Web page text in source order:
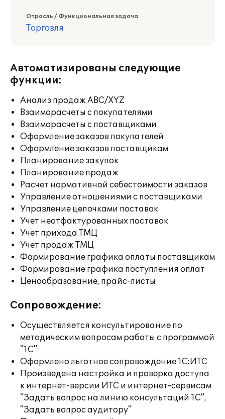
Отрасль / Функциональная задача
Торговля
Автоматизированы следующие
функции:
Анализ продаж ABC/XYZ
Взаиморасчеты с покупателями
Взаиморасчеты с поставщиками
Оформление заказов покупателей
Оформление заказов поставщикам
Планирование закупок
Планирование продаж
Расчет нормативной себестоимости заказов
Управление отношениями с поставщиками
Управление цепочками поставок
Учет неотфактурованных поставок
Учет прихода ТМЦ
Учет продаж ТМЦ
Формирование графика оплаты поставщикам
Формирование графика поступления оплат
Ценообразование, прайс-листы
Сопровождение:
Осуществляется консультирование по
методическим вопросам работы с программой
"1С"
Оформлено льготное сопровождение 1С:ИТС
Произведена настройка и проверка доступа
к интернет-версии ИТС и интернет-сервисам
"Задать вопрос на линию консультаций 1С",
"Задать вопрос аудитору"